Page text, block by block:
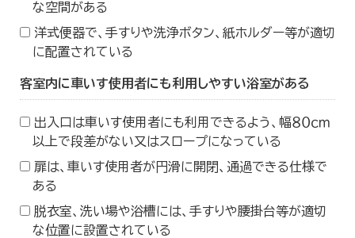
な空間がある
洋式便器で、手すりや洗浄ボタン、紙ホルダー等が適切
に配置されている
客室内に車いす使用者にも利用しやすい浴室がある
出入口は車いす使用者にも利用できるよう、幅８０ｃｍ
以上で段差がない又はスロープになっている
扉は、車いす使用者が円滑に開閉、通過できる仕様で
ある
脱衣室、洗い場や浴槽には、手すりや腰掛台等が適切
な位置に設置されている